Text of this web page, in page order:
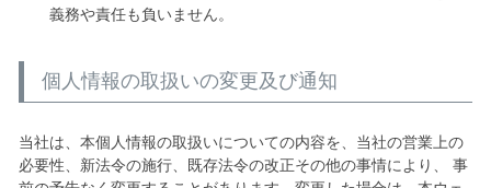
義務や責任も負いません。
個人情報の取扱いの変更及び通知
当社は、本個人情報の取扱いについての内容を、当社の営業上の
必要性、新法令の施行、既存法令の改正その他の事情により、 事